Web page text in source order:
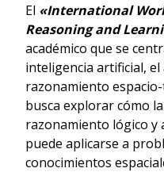
El «International
Reasoning and
académico que se
inteligencia artificial,
razonamiento
busca explorar cómo
razonamiento lógico y
puede aplicarse a
conocimientos